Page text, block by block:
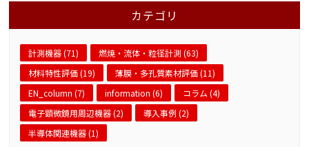
カテゴリ
計測機器 (71)
燃焼・流体・粒径計測 (63)
材料特性評価 (19)
薄膜・多孔質素材評価 (11)
EN_column (7)
information (6)
コラム (4)
電子顕微鏡用周辺機器 (2)
導入事例 (2)
半導体関連機器 (1)